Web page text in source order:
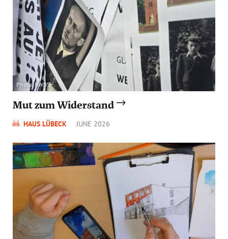
Photo: BWBS
Mut zum Widerstand
HAUS LÜBECK JUNE 2026